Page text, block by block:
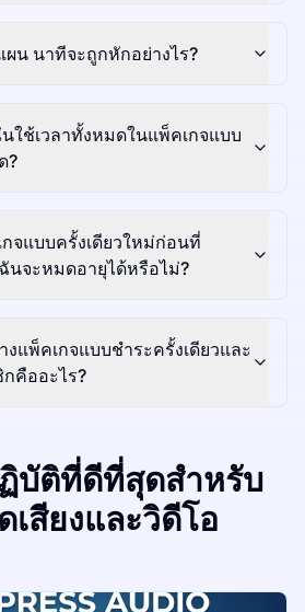
น นาทีจะถูกหักอย่างไร?
ใช้เวลาทั้งหมดในแพ็คเกจแบบ
?
จแบบครั้งเดียวใหม่ก่อนที่
นจะหมดอายุได้หรือไม่?
แพ็คเกจแบบชำระครั้งเดียวและ
คืออะไร?
บัติที่ดีที่สุดสำหรับ
เสียงและวิดีโอ